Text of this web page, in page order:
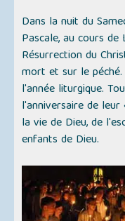
Dans la nuit du
Pascale, au cours
Résurrection du
mort et sur le
l'année liturgique.
l'anniversaire de
la vie de Dieu, de
enfants de Dieu.